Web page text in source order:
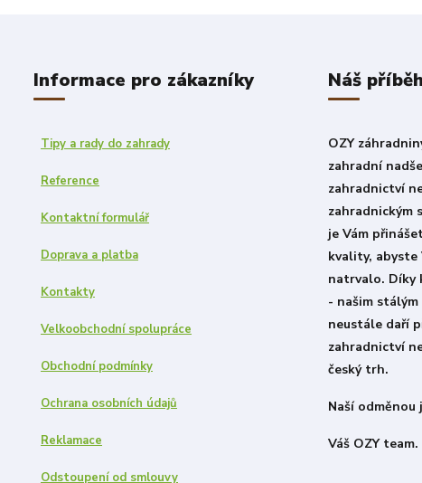
Informace pro zákazníky
Tipy a rady do zahrady
Reference
Kontaktní formulář
Doprava a platba
Kontakty
Velkoobchodní spolupráce
Obchodní podmínky
Ochrana osobních údajů
Reklamace
Odstoupení od smlouvy
Náš příběh
OZY
zahradní
zahradnictví
zahradnickým
je Vám
kvality, abyste
natrvalo. Díky
- našim stálým
neustále daří
zahradnictví
český trh.
Naší odměnou
Váš OZY team.